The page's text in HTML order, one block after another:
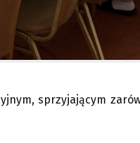
sprzyjającym